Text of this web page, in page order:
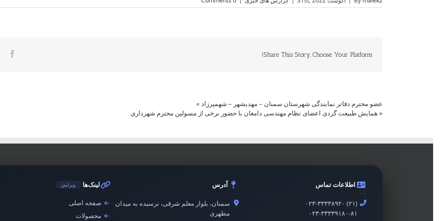
Share This Story, Choose Your Platform!
عضو محترم دفاتر نمایندگی شهرستان سمنان – مهدیشهر – شهمیرزاد »
« همایش طبیعت گردی اعضای نظام مهندسی دامغان با حضور برخی از مسولین محترم شهرداری
اطلاعات تماس
۰۲۳-۳۳۳۳۸۹۲۰ (۲۱)
۰۲۳-۳۳۳۳۹۱۸۰-۸۱
آدرس
سمنان، بلوار معلم شرقی، نرسیده به میدان
مطهری
لینک‌ها ویرایش
صفحه اصلی
محصولات